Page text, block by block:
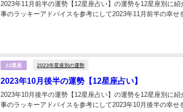
2023年11月前半の運勢【12星座占い】の運勢を12星座別に
事のラッキーアドバイスを参考にして2023年11月前半の幸せ
12星座 2023年星座別の運勢
2023年10月後半の運勢【12星座占い】
2023年10月後半の運勢【12星座占い】の運勢を12星座別に
事のラッキーアドバイスを参考にして2023年10月後半の幸せ